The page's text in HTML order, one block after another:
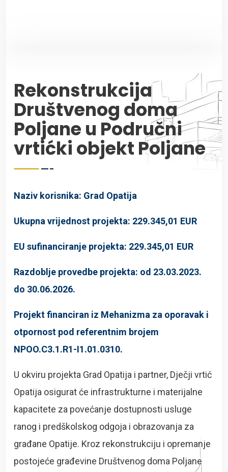
Rekonstrukcija
Društvenog doma
Poljane u Područni
vrtićki objekt Poljane
Naziv korisnika: Grad Opatija
Ukupna vrijednost projekta: 229.345,01 EUR
EU sufinanciranje projekta: 229.345,01 EUR
Razdoblje provedbe projekta: od 23.03.2023.
do 30.06.2026.
Projekt financiran iz Mehanizma za oporavak i
otpornost pod referentnim brojem
NPOO.C3.1.R1-I1.01.0310.
U okviru projekta Grad Opatija i partner, Dječji vrtić
Opatija osigurat će infrastrukturne i materijalne
kapacitete za povećanje dostupnosti usluge
ranog i predškolskog odgoja i obrazovanja za
građane Opatije. Kroz rekonstrukciju i opremanje
postojeće građevine Društvenog doma Poljane